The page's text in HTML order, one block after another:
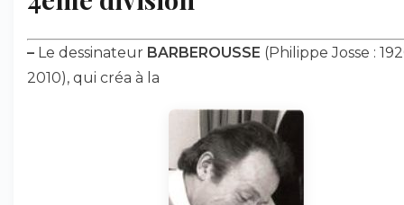
– Le dessinateur BARBEROUSSE (Philippe Josse :
2010), qui créa à la